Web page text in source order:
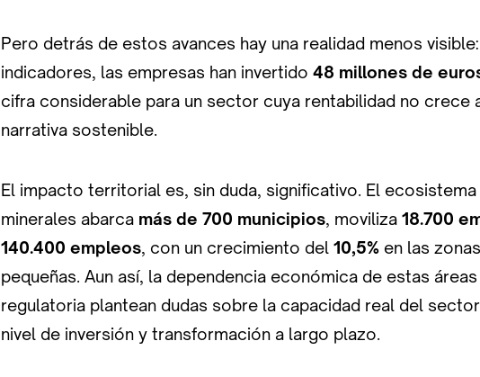
Pero detrás de estos avances hay una realidad menos
indicadores, las empresas han invertido 48 millones de
cifra considerable para un sector cuya rentabilidad no crece
narrativa sostenible.
El impacto territorial es, sin duda, significativo. El ecosistema
minerales abarca más de 700 municipios, moviliza 18.700
140.400 empleos, con un crecimiento del 10,5% en las
pequeñas. Aun así, la dependencia económica de estas
regulatoria plantean dudas sobre la capacidad real del
nivel de inversión y transformación a largo plazo.